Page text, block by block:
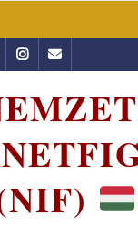
Instagram
Email